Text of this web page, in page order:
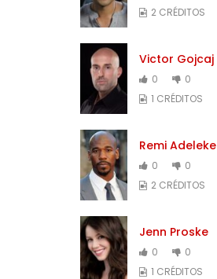
2 CRÉDITOS
Victor Gojcaj
0
0
1 CRÉDITOS
Remi Adeleke
0
0
2 CRÉDITOS
Jenn Proske
0
0
1 CRÉDITOS